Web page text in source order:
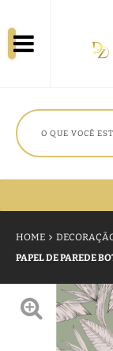
HOME
PAPEL DE PAREDE